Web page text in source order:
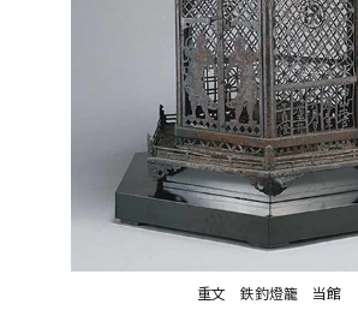
重文 鉄釣燈籠 当館